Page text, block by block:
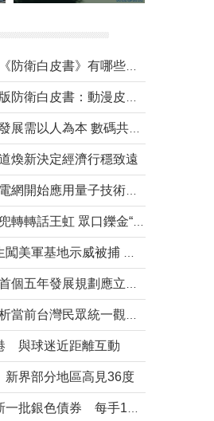
煥新決定經濟行穩致遠
與球迷近距離互動
界部分地區高見36度